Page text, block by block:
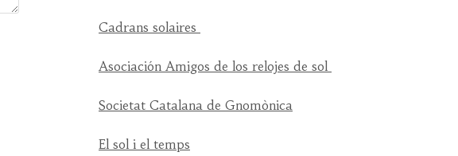
Cadrans solaires
Asociación Amigos de los relojes de sol
Societat Catalana de Gnomònica
El sol i el temps